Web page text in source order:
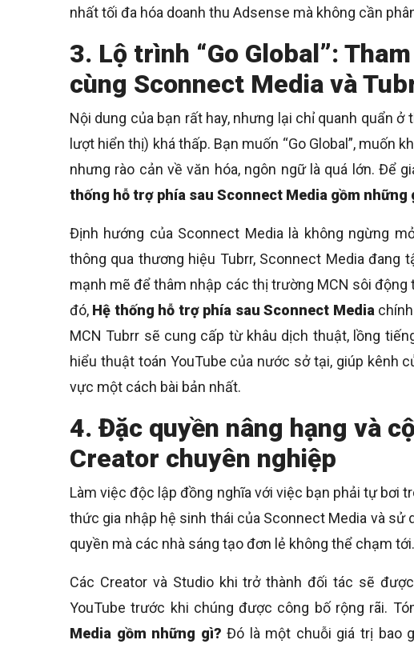
nhất tối đa hóa doanh thu Adsense mà không cần
3. Lộ trình “Go Global”:
cùng Sconnect Media và
Nội dung của bạn rất hay, nhưng lại chỉ quanh quẩn
lượt hiển thị) khá thấp. Bạn muốn “Go Global”, muốn
nhưng rào cản về văn hóa, ngôn ngữ là quá lớn. Để
thống hỗ trợ phía sau Sconnect Media gồm những
Định hướng của Sconnect Media là không ngừng
thông qua thương hiệu Tubrr, Sconnect Media đang
mạnh mẽ để thâm nhập các thị trường MCN sôi động
đó, Hệ thống hỗ trợ phía sau Sconnect Mediachính
MCN Tubrr sẽ cung cấp từ khâu dịch thuật, lồng
hiểu thuật toán YouTube của nước sở tại, giúp kênh
vực một cách bài bản nhất.
4. Đặc quyền nâng hạng và
Creator chuyên nghiệp
Làm việc độc lập đồng nghĩa với việc bạn phải tự bơi
thức gia nhập hệ sinh thái của Sconnect Media và sử
quyền mà các nhà sáng tạo đơn lẻ không thể chạm tới.
Các Creator và Studio khi trở thành đối tác sẽ
YouTube trước khi chúng được công bố rộng rãi.
Media gồm những gì? Đó là một chuỗi giá trị bao